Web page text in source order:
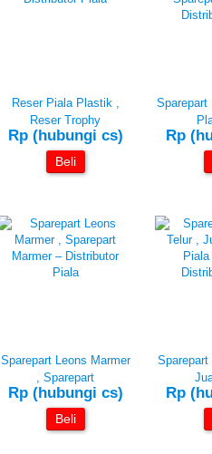
Reser Piala Plastik ,
Reser Trophy
Rp (hubungi cs)
Beli
Sparepart
Rp
Sparepart Leons Marmer
, Sparepart
Rp (hubungi cs)
Beli
Sparepart
Rp